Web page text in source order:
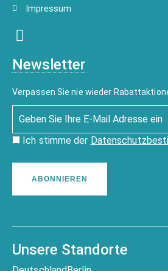
Impressum
Newsletter
Verpassen Sie nie wieder
Ich stimme der
ABONNIEREN
Unsere Standorte